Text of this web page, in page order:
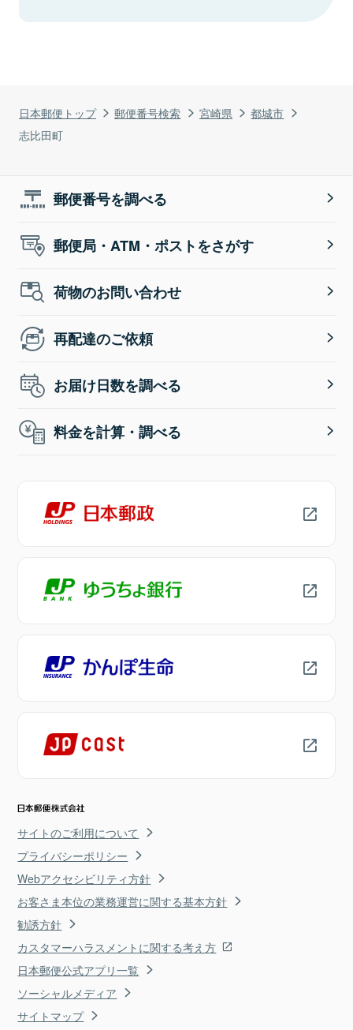
日本郵便トップ 郵便番号検索 宮崎県
都城市
志比田町
郵便番号を調べる
郵便局・ATM・ポストをさがす
荷物のお問い合わせ
再配達のご依頼
お届け日数を調べる
料金を計算・調べる
サイトのご利用について
プライバシーポリシー
Webアクセシビリティ方針
お客さま本位の業務運営に関する基本方針
勧誘方針
カスタマーハラスメントに関する考え方
日本郵便公式アプリ一覧
ソーシャルメディア
サイトマップ